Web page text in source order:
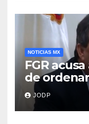
NOTICIAS MX
FGR
de
clave del
JODP